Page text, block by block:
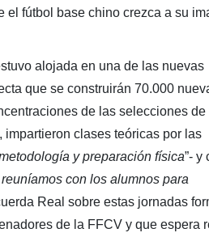
fútbol base chino crezca a su
alojada en una de las nuevas
que se construirán 70.000
de las selecciones de
clases teóricas por las
y preparación física”- y
con los alumnos para
Real sobre estas jornadas
de la FFCV y que espera